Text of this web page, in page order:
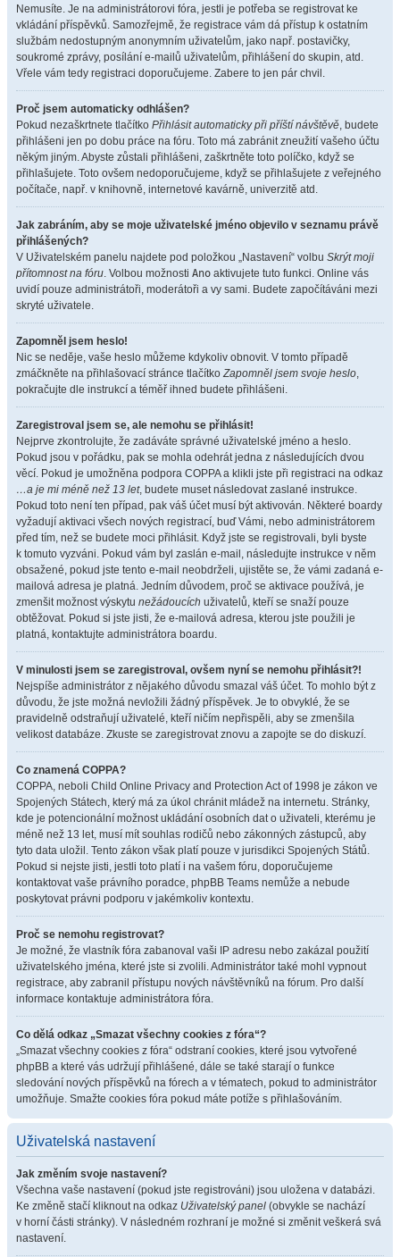
Nemusíte. Je na administrátorovi fóra, jestli je potřeba se registrovat ke
vkládání příspěvků. Samozřejmě, že registrace vám dá přístup k ostatním
službám nedostupným anonymním uživatelům, jako např. postavičky,
soukromé zprávy, posílání e-mailů uživatelům, přihlášení do skupin, atd.
Vřele vám tedy registraci doporučujeme. Zabere to jen pár chvil.
Proč jsem automaticky odhlášen?
Pokud nezaškrtnete tlačítko Přihlásit automaticky při příští návštěvě, budete
přihlášeni jen po dobu práce na fóru. Toto má zabránit zneužití vašeho účtu
někým jiným. Abyste zůstali přihlášeni, zaškrtněte toto políčko, když se
přihlašujete. Toto ovšem nedoporučujeme, když se přihlašujete z veřejného
počítače, např. v knihovně, internetové kavárně, univerzitě atd.
Jak zabráním, aby se moje uživatelské jméno objevilo v seznamu právě
přihlášených?
V Uživatelském panelu najdete pod položkou „Nastavení“ volbu Skrýt moji
přítomnost na fóru. Volbou možnosti Ano aktivujete tuto funkci. Online vás
uvidí pouze administrátoři, moderátoři a vy sami. Budete započítáváni mezi
skryté uživatele.
Zapomněl jsem heslo!
Nic se neděje, vaše heslo můžeme kdykoliv obnovit. V tomto případě
zmáčkněte na přihlašovací stránce tlačítkoZapomněl jsem svoje heslo,
pokračujte dle instrukcí a téměř ihned budete přihlášeni.
Zaregistroval jsem se, ale nemohu se přihlásit!
Nejprve zkontrolujte, že zadáváte správné uživatelské jméno a heslo.
Pokud jsou v pořádku, pak se mohla odehrát jedna z následujících dvou
věcí. Pokud je umožněna podpora COPPA a klikli jste při registraci na odkaz
…a je mi méně než 13 let, budete muset následovat zaslané instrukce.
Pokud toto není ten případ, pak váš účet musí být aktivován. Některé boardy
vyžadují aktivaci všech nových registrací, buď Vámi, nebo administrátorem
před tím, než se budete moci přihlásit. Když jste se registrovali, byli byste
k tomuto vyzváni. Pokud vám byl zaslán e-mail, následujte instrukce v něm
obsažené, pokud jste tento e-mail neobdrželi, ujistěte se, že vámi zadaná e-
mailová adresa je platná. Jedním důvodem, proč se aktivace používá, je
zmenšit možnost výskytu nežádoucích uživatelů, kteří se snaží pouze
obtěžovat. Pokud si jste jisti, že e-mailová adresa, kterou jste použili je
platná, kontaktujte administrátora boardu.
V minulosti jsem se zaregistroval, ovšem nyní se nemohu přihlásit?!
Nejspíše administrátor z nějakého důvodu smazal váš účet. To mohlo být z
důvodu, že jste možná nevložili žádný příspěvek. Je to obvyklé, že se
pravidelně odstraňují uživatelé, kteří ničím nepřispěli, aby se zmenšila
velikost databáze. Zkuste se zaregistrovat znovu a zapojte se do diskuzí.
Co znamená COPPA?
COPPA, neboli Child Online Privacy and Protection Act of 1998 je zákon ve
Spojených Státech, který má za úkol chránit mládež na internetu. Stránky,
kde je potencionální možnost ukládání osobních dat o uživateli, kterému je
méně než 13 let, musí mít souhlas rodičů nebo zákonných zástupců, aby
tyto data uložil. Tento zákon však platí pouze v jurisdikci Spojených Států.
Pokud si nejste jisti, jestli toto platí i na vašem fóru, doporučujeme
kontaktovat vaše právního poradce, phpBB Teams nemůže a nebude
poskytovat právni podporu v jakémkoliv kontextu.
Proč se nemohu registrovat?
Je možné, že vlastník fóra zabanoval vaši IP adresu nebo zakázal použití
uživatelského jména, které jste si zvolili. Administrátor také mohl vypnout
registrace, aby zabranil přístupu nových návštěvníků na fórum. Pro další
informace kontaktuje administrátora fóra.
Co dělá odkaz „Smazat všechny cookies z fóra“?
„Smazat všechny cookies z fóra“ odstraní cookies, které jsou vytvořené
phpBB a které vás udržují přihlášené, dále se také starají o funkce
sledování nových příspěvků na fórech a v tématech, pokud to administrátor
umožňuje. Smažte cookies fóra pokud máte potíže s přihlašováním.
Uživatelská nastavení
Jak změním svoje nastavení?
Všechna vaše nastavení (pokud jste registrováni) jsou uložena v databázi.
Ke změně stačí kliknout na odkaz Uživatelský panel (obvykle se nachází
v horní části stránky). V následném rozhraní je možné si změnit veškerá svá
nastavení.